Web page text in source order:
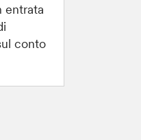
entrata
conto